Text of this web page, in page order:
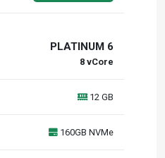
PLATINUM 6
8 vCore
12 GB
160GB NVMe